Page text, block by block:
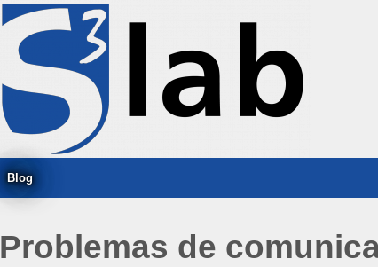
Blog
Problemas de